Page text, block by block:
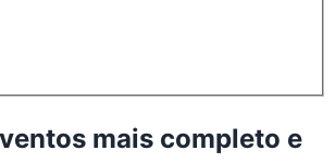
mais completo e